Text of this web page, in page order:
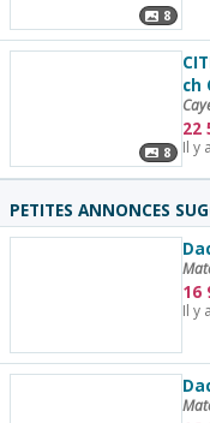
8
8
ch
22
Il y
PETITES ANNONCES
16
Il y